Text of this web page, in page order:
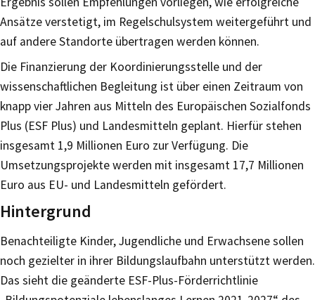
Ansätze verstetigt, im Regelschulsystem weitergeführt und
auf andere Standorte übertragen werden können.
Die Finanzierung der Koordinierungsstelle und der
wissenschaftlichen Begleitung ist über einen Zeitraum von
knapp vier Jahren aus Mitteln des Europäischen Sozialfonds
Plus (ESF Plus) und Landesmitteln geplant. Hierfür stehen
insgesamt 1,9 Millionen Euro zur Verfügung. Die
Umsetzungsprojekte werden mit insgesamt 17,7 Millionen
Euro aus EU- und Landesmitteln gefördert.
Hintergrund
Benachteiligte Kinder, Jugendliche und Erwachsene sollen
noch gezielter in ihrer Bildungslaufbahn unterstützt werden.
Das sieht die geänderte ESF-Plus-Förderrichtlinie